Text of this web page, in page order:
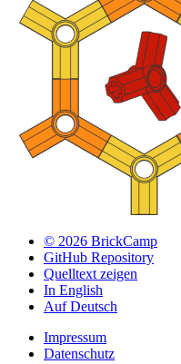
© 2026 BrickCamp
GitHub Repository
Quelltext zeigen
In English
Auf Deutsch
Impressum
Datenschutz